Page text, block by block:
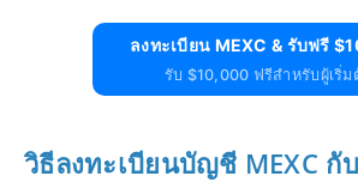
ลงทะเบียน MEXC & รับฟรี
รับ $10,000 ฟรีสำหรับผู้เริ่ม
วิธีลงทะเบียนบัญชี MEXC กั